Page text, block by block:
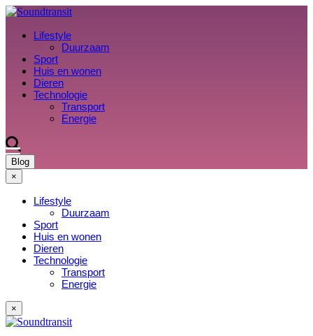
Lifestyle
Duurzaam
Sport
Huis en wonen
Dieren
Technologie
Transport
Energie
Blog
×
Lifestyle
Duurzaam
Sport
Huis en wonen
Dieren
Technologie
Transport
Energie
×